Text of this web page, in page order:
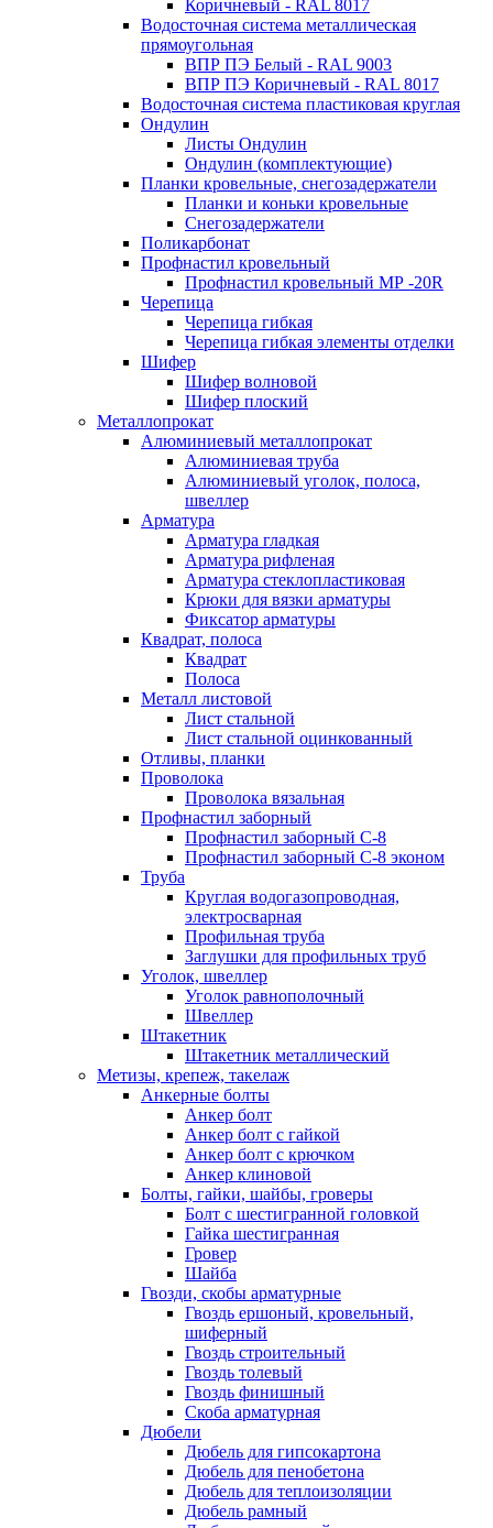
Коричневый - RAL 8017
Водосточная система металлическая
прямоугольная
ВПР ПЭ Белый - RAL 9003
ВПР ПЭ Коричневый - RAL 8017
Водосточная система пластиковая круглая
Ондулин
Листы Ондулин
Ондулин (комплектующие)
Планки кровельные, снегозадержатели
Планки и коньки кровельные
Снегозадержатели
Поликарбонат
Профнастил кровельный
Профнастил кровельный МР -20R
Черепица
Черепица гибкая
Черепица гибкая элементы отделки
Шифер
Шифер волновой
Шифер плоский
Металлопрокат
Алюминиевый металлопрокат
Алюминиевая труба
Алюминиевый уголок, полоса,
швеллер
Арматура
Арматура гладкая
Арматура рифленая
Арматура стеклопластиковая
Крюки для вязки арматуры
Фиксатор арматуры
Квадрат, полоса
Квадрат
Полоса
Металл листовой
Лист стальной
Лист стальной оцинкованный
Отливы, планки
Проволока
Проволока вязальная
Профнастил заборный
Профнастил заборный С-8
Профнастил заборный С-8 эконом
Труба
Круглая водогазопроводная,
электросварная
Профильная труба
Заглушки для профильных труб
Уголок, швеллер
Уголок равнополочный
Швеллер
Штакетник
Штакетник металлический
Метизы, крепеж, такелаж
Анкерные болты
Анкер болт
Анкер болт с гайкой
Анкер болт с крючком
Анкер клиновой
Болты, гайки, шайбы, гроверы
Болт c шестигранной головкой
Гайка шестигранная
Гровер
Шайба
Гвозди, скобы арматурные
Гвоздь ершоный, кровельный,
шиферный
Гвоздь строительный
Гвоздь толевый
Гвоздь финишный
Скоба арматурная
Дюбели
Дюбель для гипсокартона
Дюбель для пенобетона
Дюбель для теплоизоляции
Дюбель рамный